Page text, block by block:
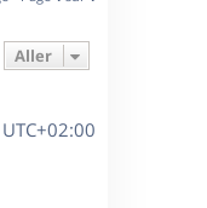
t
Aller
UTC+02:00